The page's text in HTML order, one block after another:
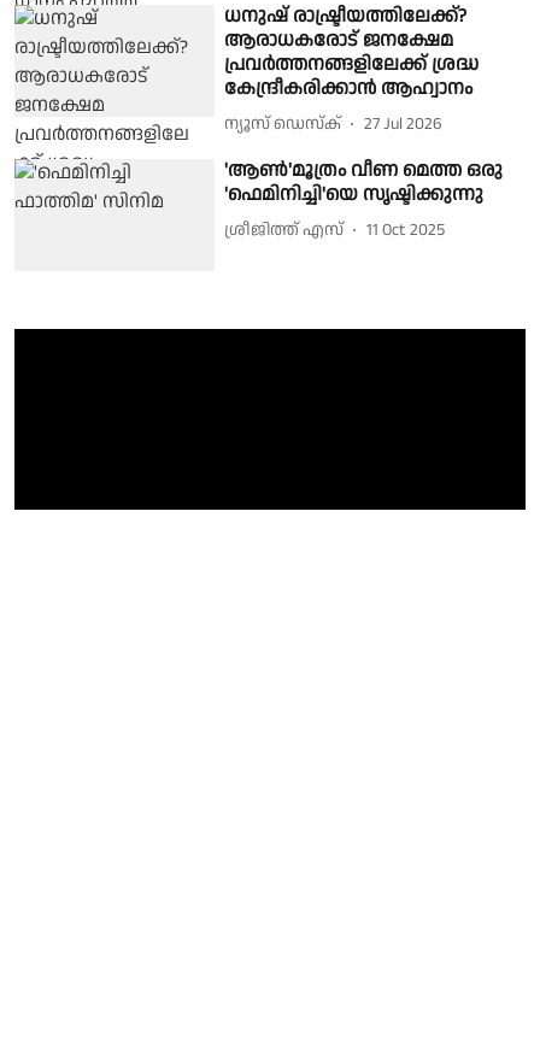
ധനുഷ് രാഷ്ട്രീയത്തിലേക്ക്?
ആരാധകരോട് ജനക്ഷേമ
പ്രവർത്തനങ്ങളിലേക്ക് ശ്രദ്ധ
കേന്ദ്രീകരിക്കാൻ ആഹ്വാനം
ന്യൂസ് ഡെസ്ക് 27 Jul 2026
'ആണ്‍'മൂത്രം വീണ മെത്ത ഒരു
'ഫെമിനിച്ചി'യെ സൃഷ്ടിക്കുന്നു
ശ്രീജിത്ത് എസ് 11 Oct 2025